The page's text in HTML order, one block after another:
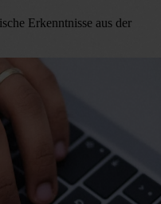
Erkenntnisse aus der